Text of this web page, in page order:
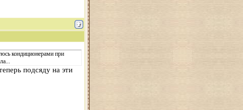
кондиционерами при
подсяду на эти